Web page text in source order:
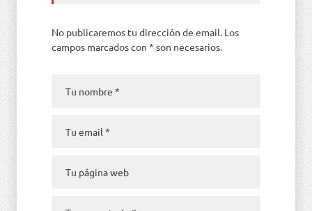
No publicaremos tu dirección de email. Los
campos marcados con * son necesarios.